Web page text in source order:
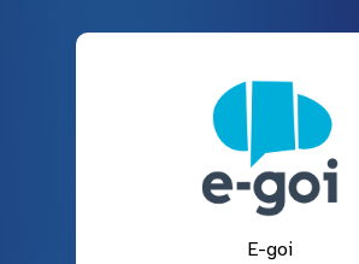
E-goi